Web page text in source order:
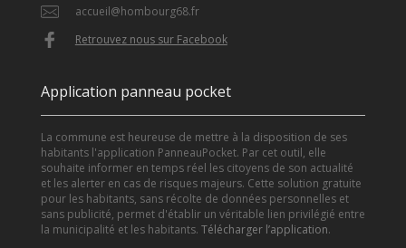
accueil@hombourg68.fr
Retrouvez nous sur Facebook
Application panneau pocket
La commune est heureuse de mettre à la disposition de ses
habitants l'application PanneauPocket. Par cet outil, elle
souhaite informer en temps réel les citoyens de son actualité
et les alerter en cas de risques majeurs. Cette solution gratuite
pour les habitants, sans récolte de données personnelles et
sans publicité, permet d'établir un véritable lien privilégié entre
la municipalité et les habitants. Télécharger l’application.